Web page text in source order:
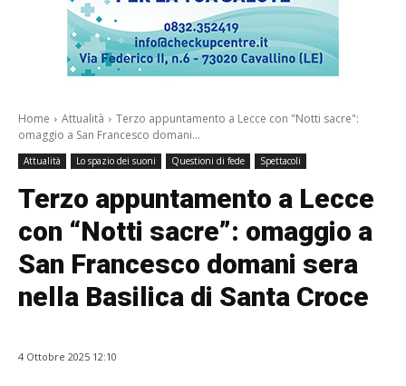
Home Attualità
Terzo appuntamento a Lecce con "Notti sacre":
omaggio a San Francesco domani...
Attualità Lo spazio dei suoni Questioni di fede Spettacoli
Terzo appuntamento a Lecce
con “Notti sacre”: omaggio a
San Francesco domani sera
nella Basilica di Santa Croce
4 Ottobre 2025 12:10